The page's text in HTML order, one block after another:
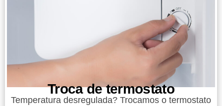
Troca de termostato
Temperatura desregulada? Trocamos o termostato